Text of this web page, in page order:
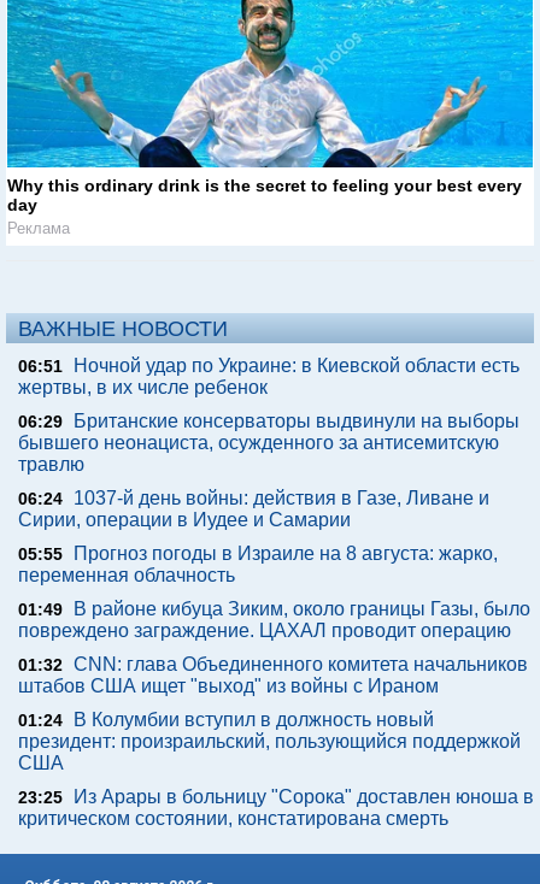
Why this ordinary drink is the secret to feeling your best every
day
Реклама
ВАЖНЫЕ НОВОСТИ
06:51
Ночной удар по Украине: в Киевской области есть
жертвы, в их числе ребенок
06:29
Британские консерваторы выдвинули на выборы
бывшего неонациста, осужденного за антисемитскую
травлю
06:24
1037-й день войны: действия в Газе, Ливане и
Сирии, операции в Иудее и Самарии
05:55
Прогноз погоды в Израиле на 8 августа: жарко,
переменная облачность
01:49
В районе кибуца Зиким, около границы Газы, было
повреждено заграждение. ЦАХАЛ проводит операцию
01:32 CNN: глава Объединенного комитета начальников
штабов США ищет "выход" из войны с Ираном
01:24
В Колумбии вступил в должность новый
президент: произраильский, пользующийся поддержкой
США
23:25
Из Арары в больницу "Сорока" доставлен юноша в
критическом состоянии, констатирована смерть